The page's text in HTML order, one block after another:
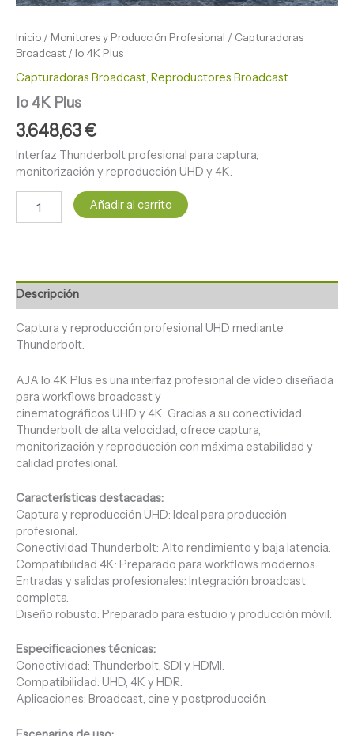
Inicio / Monitores y Producción Profesional / Capturadoras
Broadcast / Io 4K Plus
Capturadoras Broadcast Reproductores Broadcast
Io 4K Plus
3.648,63€
Interfaz Thunderbolt profesional para captura,
monitorización y reproducción UHD y 4K.
Añadir al carrito
Descripción
Captura y reproducción profesional UHD mediante
Thunderbolt.
AJA Io 4K Plus es una interfaz profesional de vídeo diseñada
para workflows broadcast y
cinematográficos UHD y 4K. Gracias a su conectividad
Thunderbolt de alta velocidad, ofrece captura,
monitorización y reproducción con máxima estabilidad y
calidad profesional.
Características destacadas:
Captura y reproducción UHD: Ideal para producción
profesional.
Conectividad Thunderbolt: Alto rendimiento y baja latencia.
Compatibilidad 4K: Preparado para workflows modernos.
Entradas y salidas profesionales: Integración broadcast
completa.
Diseño robusto: Preparado para estudio y producción móvil.
Especificaciones técnicas:
Conectividad: Thunderbolt, SDI y HDMI.
Compatibilidad: UHD, 4K y HDR.
Aplicaciones: Broadcast, cine y postproducción.